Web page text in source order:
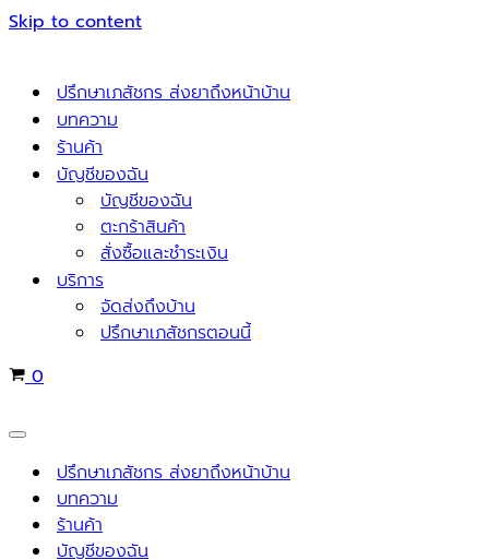
Skip to content
ปรึกษาเภสัชกร ส่งยาถึงหน้าบ้าน
บทความ
ร้านค้า
บัญชีของฉัน
บัญชีของฉัน
ตะกร้าสินค้า
สั่งซื้อและชำระเงิน
บริการ
จัดส่งถึงบ้าน
ปรึกษาเภสัชกรตอนนี้
Cart
0
Navigation
Menu ปรึกษาเภสัชกร ส่งยาถึงหน้าบ้าน
บทความ
ร้านค้า
บัญชีของฉัน